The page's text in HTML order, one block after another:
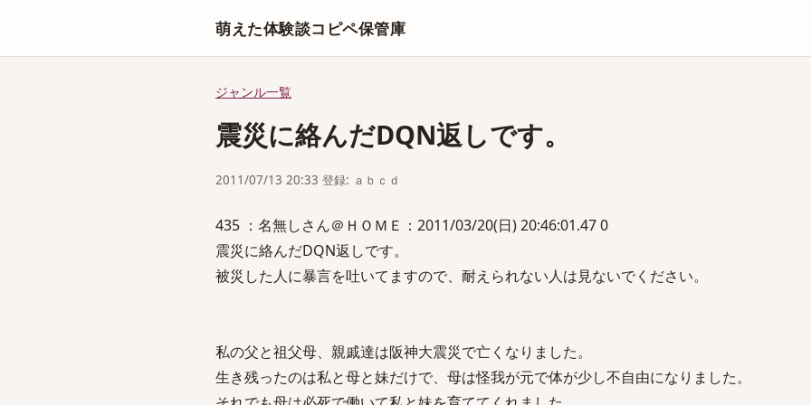
萌えた体験談コピペ保管庫
ジャンル一覧
震災に絡んだDQN返しです。
2011/07/13 20:33 登録: ａｂｃｄ
435 ：名無しさん＠ＨＯＭＥ：2011/03/20(日) 20:46:01.47 0
震災に絡んだDQN返しです。
被災した人に暴言を吐いてますので、耐えられない人は見ないでください。
私の父と祖父母、親戚達は阪神大震災で亡くなりました。
生き残ったのは私と母と妹だけで、母は怪我が元で体が少し不自由になりました。